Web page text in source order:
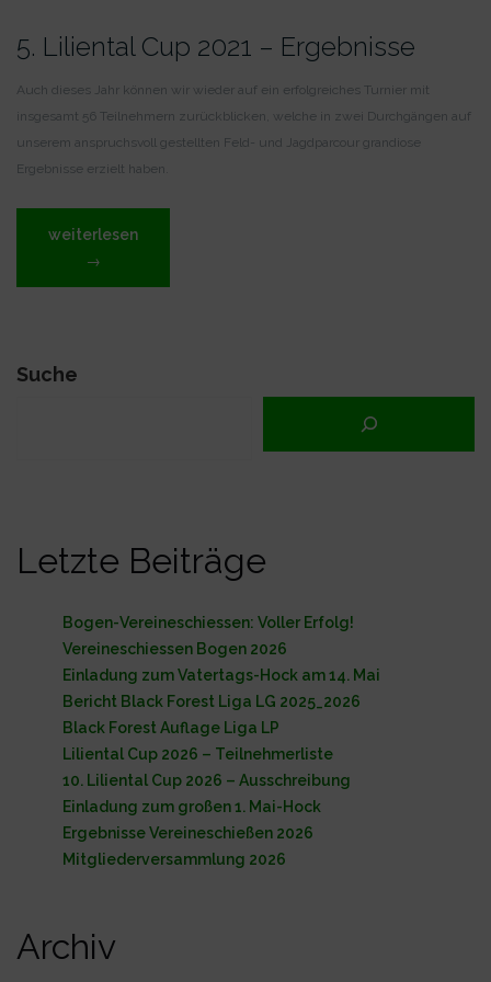
5. Liliental Cup 2021 – Ergebnisse
Auch dieses Jahr können wir wieder auf ein erfolgreiches Turnier mit
insgesamt 56 Teilnehmern zurückblicken, welche in zwei Durchgängen auf
unserem anspruchsvoll gestellten Feld- und Jagdparcour grandiose
Ergebnisse erzielt haben.
„5.
Liliental
Cup
weiterlesen
→
Suche
Letzte Beiträge
Bogen-Vereineschiessen: Voller Erfolg!
Vereineschiessen Bogen 2026
Einladung zum Vatertags-Hock am 14. Mai
Bericht Black Forest Liga LG 2025_2026
Black Forest Auflage Liga LP
Liliental Cup 2026 – Teilnehmerliste
10. Liliental Cup 2026 – Ausschreibung
Einladung zum großen 1. Mai-Hock
Ergebnisse Vereineschießen 2026
Mitgliederversammlung 2026
Archiv